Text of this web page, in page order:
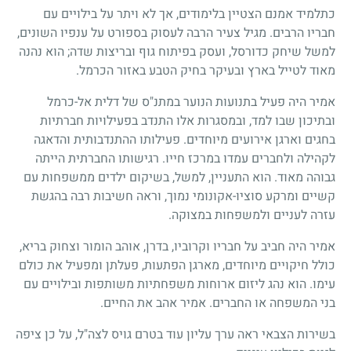
כתלמיד אמנם הצטיין בלימודים, אך לא ויתר על בילויים עם
חבריו הרבים. מגיל צעיר הרבה לעסוק בספורט על ענפיו השונים,
למשל שיחק כדורסל, ועסק בפיתוח גוף ובריצות שדה; הוא נהנה
מאוד לטייל בארץ ובעיקר בחיק הטבע באזור הכרמל.
אמיר היה פעיל בתנועות הנוער במתנ"ס של דלית אל-כרמל
ובתיכון שבו למד, ובמסגרות אלו התנדב בפעילויות חברתיות
בחגים וארגן אירועים מיוחדים. פעילותו ההתנדבותית והדאגה
לקהילה ולחברים עמדו במרכז חייו. רגישותו החברתית הייתה
גבוהה מאוד. הוא התעניין, למשל, בשיקום ילדים ממשפחות עם
קשיים ומרקע סוציו-אקונומי נמוך, וראה חשיבות רבה בהגשת
עזרה לעניים ולמשפחות במצוקה.
אמיר היה חביב על חבריו וקרוביו, בדרן, אוהב הומור וצחוק בריא,
כולל חיקויים מיוחדים, מארגן הפתעות, פעלתן ומפעיל את כולם
עימו. הוא נהג ליזום ארוחות משפחתיות משותפות ובילויים עם
בני המשפחה או החברים. אמיר אהב את החיים.
בשירות הצבאי ראה ערך עליון עוד בטרם גויס לצה"ל, על כן ציפה